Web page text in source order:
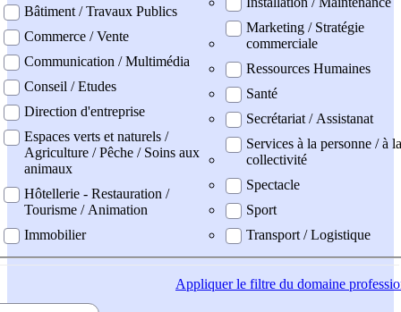
Bâtiment / Travaux Publics
Commerce / Vente
Communication / Multimédia
Conseil / Etudes
Direction d'entreprise
Espaces verts et naturels /
Agriculture / Pêche / Soins aux
animaux
Hôtellerie - Restauration /
Tourisme / Animation
Immobilier
Marketing / Stratégie
commerciale
Ressources Humaines
Santé
Secrétariat / Assistanat
Services à la personne / à la
collectivité
Spectacle
Sport
Transport / Logistique
Appliquerle filtre du domaine